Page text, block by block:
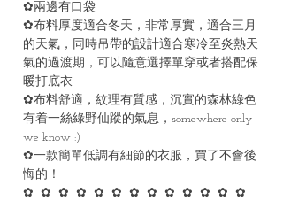
✿兩邊有口袋
✿布料厚度適合冬天，非常厚實，適合三月
的天氣，同時吊帶的設計適合寒冷至炎熱天
氣的過渡期，可以隨意選擇單穿或者搭配保
暖打底衣
✿布料舒適，紋理有質感，沉實的森林綠色
有着一絲綠野仙蹤的氣息，somewhere only
we know :)
✿一款簡單低調有細節的衣服，買了不會後
悔的！
✿ ✿ ✿ ✿ ✿ ✿ ✿ ✿ ✿ ✿ ✿ ✿ ✿